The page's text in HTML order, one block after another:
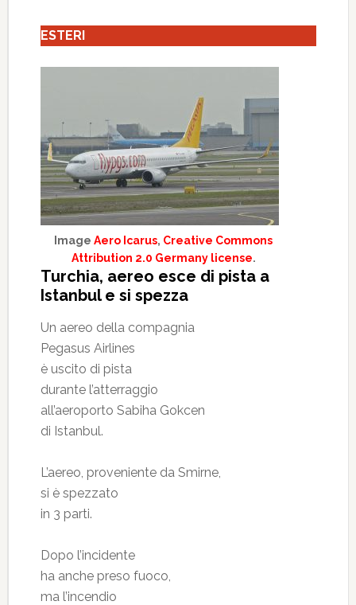
ESTERI
ImageAero Icarus, Creative Commons
Attribution 2.0 Germany license.
Turchia, aereo esce di pista a
Istanbul e si spezza
Un aereo della compagnia
Pegasus Airlines
è uscito di pista
durante l’atterraggio
all’aeroporto Sabiha Gokcen
di Istanbul.
L’aereo, proveniente da Smirne,
si è spezzato
in 3 parti.
Dopo l’incidente
ha anche preso fuoco,
ma l’incendio